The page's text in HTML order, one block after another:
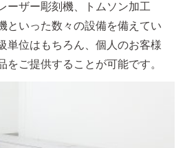
ーザー彫刻機、トムソン加工
といった数々の設備を備えてい
単位はもちろん、個人のお客様
ご提供することが可能です。